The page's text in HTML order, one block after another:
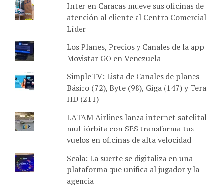
Inter en Caracas mueve sus oficinas de
atención al cliente al Centro Comercial
Líder
Los Planes, Precios y Canales de la app
Movistar GO en Venezuela
SimpleTV: Lista de Canales de planes
Básico (72), Byte (98), Giga (147) y Tera
HD (211)
LATAM Airlines lanza internet satelital
multiórbita con SES transforma tus
vuelos en oficinas de alta velocidad
Scala: La suerte se digitaliza en una
plataforma que unifica al jugador y la
agencia